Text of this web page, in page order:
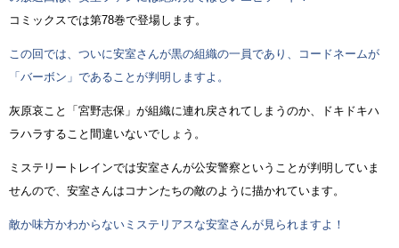
コミックスでは第78巻で登場します。
この回では、ついに安室さんが黒の組織の一員であり、コードネームが
「バーボン」であることが判明しますよ。
灰原哀こと「宮野志保」が組織に連れ戻されてしまうのか、ドキドキハ
ラハラすること間違いないでしょう。
ミステリートレインでは安室さんが公安警察ということが判明していま
せんので、安室さんはコナンたちの敵のように描かれています。
敵か味方かわからないミステリアスな安室さんが見られますよ！